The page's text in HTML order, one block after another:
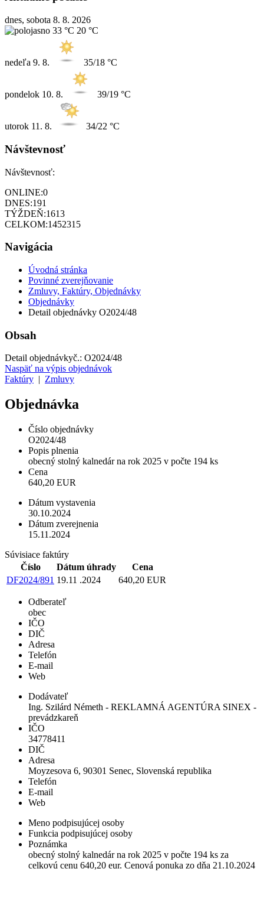
dnes, sobota 8. 8. 2026
33 °C 20 °C
nedeľa 9. 8. 35/18 °C
pondelok 10. 8. 39/19 °C
utorok 11. 8. 34/22 °C
Návštevnosť
Návštevnosť:
ONLINE:0
DNES:191
TÝŽDEŇ:1613
CELKOM:1452315
Navigácia
Úvodná stránka
Povinné zverejňovanie
Zmluvy, Faktúry, Objednávky
Objednávky
Detail objednávky O2024/48
Obsah
Detail objednávkyč.: O2024/48
Naspäť na výpis objednávok
Faktúry
Zmluvy
Objednávka
Číslo objednávky
O2024/48
Popis plnenia
obecný stolný kalnedár na rok 2025 v počte 194 ks
Cena
640,20 EUR
Dátum vystavenia
30.10.2024
Dátum zverejnenia
15.11.2024
Súvisiace faktúry
Číslo
Dátum úhrady
Cena
DF2024/891 19.11 .2024 640,20 EUR
Odberateľ
obec
IČO
DIČ
Adresa
Telefón
E-mail
Web
Dodávateľ
Ing. Szilárd Németh - REKLAMNÁ AGENTÚRA SINEX -
prevádzkareň
IČO
34778411
DIČ
Adresa
Moyzesova 6, 90301 Senec, Slovenská republika
Telefón
E-mail
Web
Meno podpisujúcej osoby
Funkcia podpisujúcej osoby
Poznámka
obecný stolný kalnedár na rok 2025 v počte 194 ks za
celkovú cenu 640,20 eur. Cenová ponuka zo dňa 21.10.2024